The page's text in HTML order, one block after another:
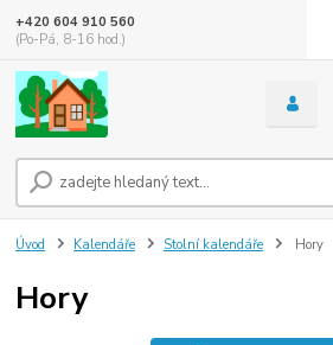
+420 604 910 560
(Po-Pá, 8-16 hod.)
Úvod Kalendáře Stolní kalendáře Hory
Hory